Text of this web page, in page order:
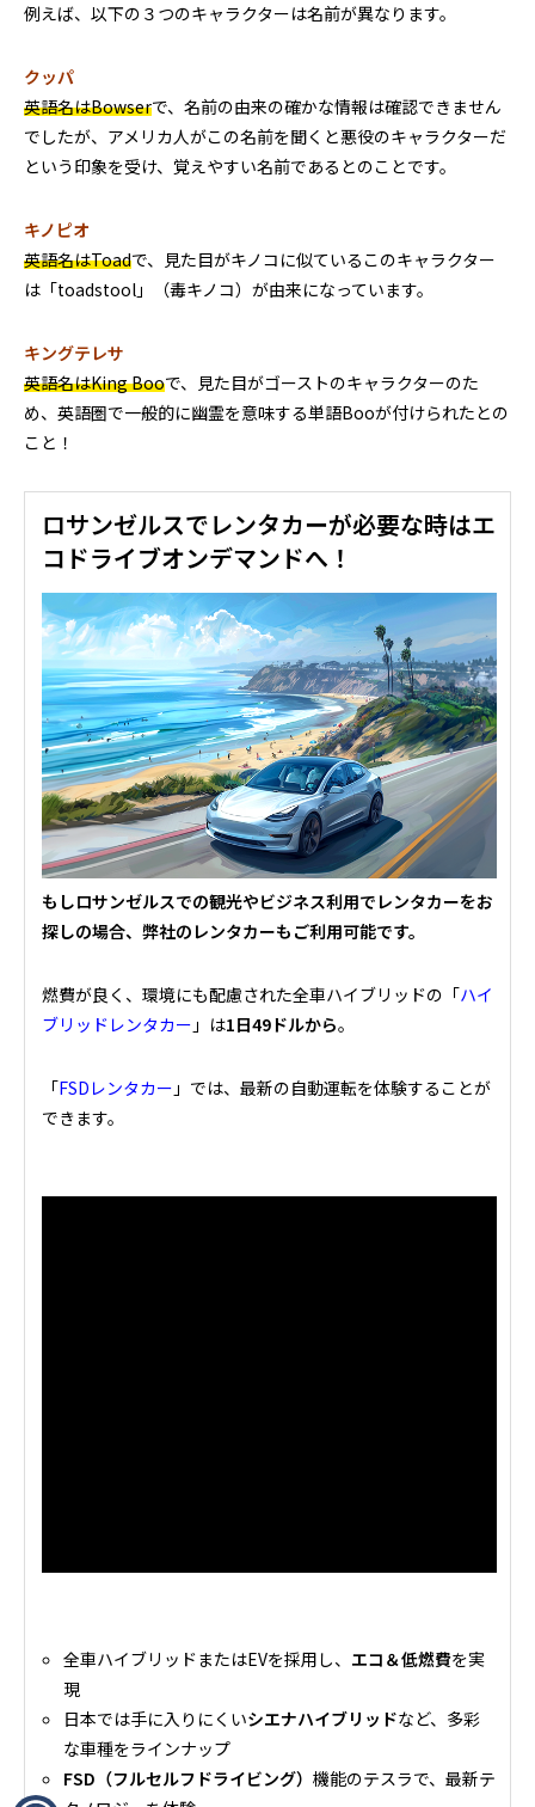
例えば、以下の３つのキャラクターは名前が異なります。
クッパ
英語名はBowserで、名前の由来の確かな情報は確認できません
でしたが、アメリカ人がこの名前を聞くと悪役のキャラクターだ
という印象を受け、覚えやすい名前であるとのことです。
キノピオ
英語名はToadで、見た目がキノコに似ているこのキャラクター
は「toadstool」（毒キノコ）が由来になっています。
キングテレサ
英語名はKing Booで、見た目がゴーストのキャラクターのた
め、英語圏で一般的に幽霊を意味する単語Booが付けられたとの
こと！
ロサンゼルスでレンタカーが必要な時はエ
コドライブオンデマンドへ！
もしロサンゼルスでの観光やビジネス利用でレンタカーをお
探しの場合、弊社のレンタカーもご利用可能です。
燃費が良く、環境にも配慮された全車ハイブリッドの「ハイ
ブリッドレンタカー 」は1日49ドルから。
「FSDレンタカー 」では、最新の自動運転を体験することが
できます。
全車ハイブリッドまたはEVを採用し、 エコ＆低燃費を実
現
日本では手に入りにくいシエナハイブリッドなど、多彩
な車種をラインナップ
FSD（フルセルフドライビング）機能のテスラで、最新テ